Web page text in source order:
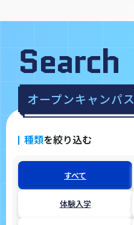
Search
オープンキャンパス
種類を絞り込む
すべて
体験入学